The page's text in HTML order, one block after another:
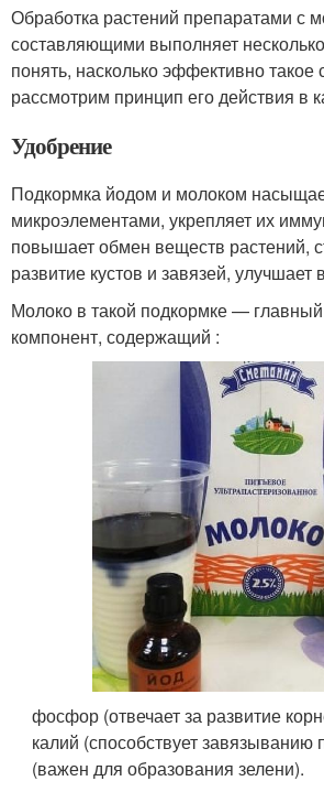
Обработка растений препаратами с
составляющими выполняет
понять, насколько эффективно такое
рассмотрим принцип его действия в
Удобрение
Подкормка йодом и молоком
микроэлементами, укрепляет их
повышает обмен веществ растений,
развитие кустов и завязей, улучшает
Молоко в такой подкормке —
компонент, содержащий :
фосфор (отвечает за развитие
калий (способствует завязыванию
(важен для образования зелени).